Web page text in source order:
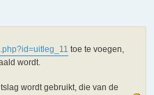
toe te voegen,
wordt.
wordt gebruikt, die van de